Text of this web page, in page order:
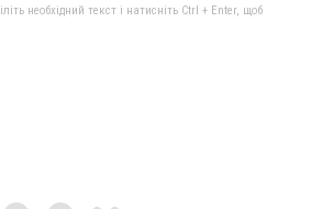
необхідний текст і натисніть Ctrl + Enter, щоб